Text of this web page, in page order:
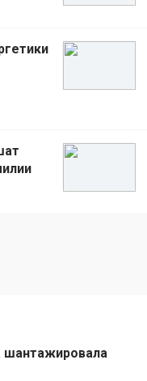
шантажировала